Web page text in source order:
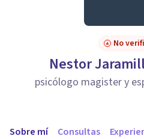
No
Nestor
psicólogo magister y
Sobre mí Consultas